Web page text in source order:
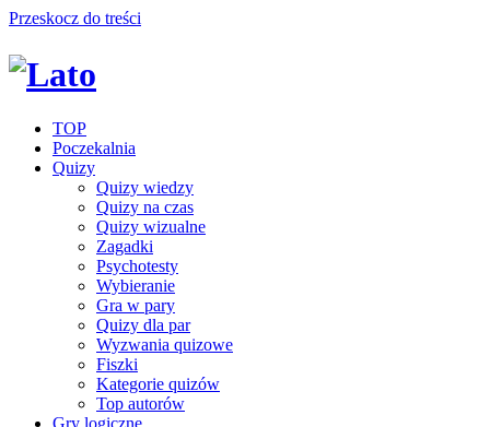
Przeskocz do treści
TOP
Poczekalnia
Quizy
Quizy wiedzy
Quizy na czas
Quizy wizualne
Zagadki
Psychotesty
Wybieranie
Gra w pary
Quizy dla par
Wyzwania quizowe
Fiszki
Kategorie quizów
Top autorów
Gry logiczne